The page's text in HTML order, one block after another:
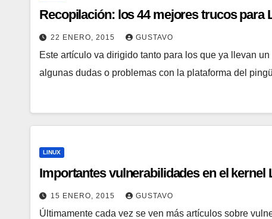
Recopilación: los 44 mejores trucos para
22 ENERO, 2015 GUSTAVO
Este artículo va dirigido tanto para los que ya llevan
algunas dudas o problemas con la plataforma del
LINUX
Importantes vulnerabilidades en el
15 ENERO, 2015 GUSTAVO
Últimamente cada vez se ven más artículos sobre